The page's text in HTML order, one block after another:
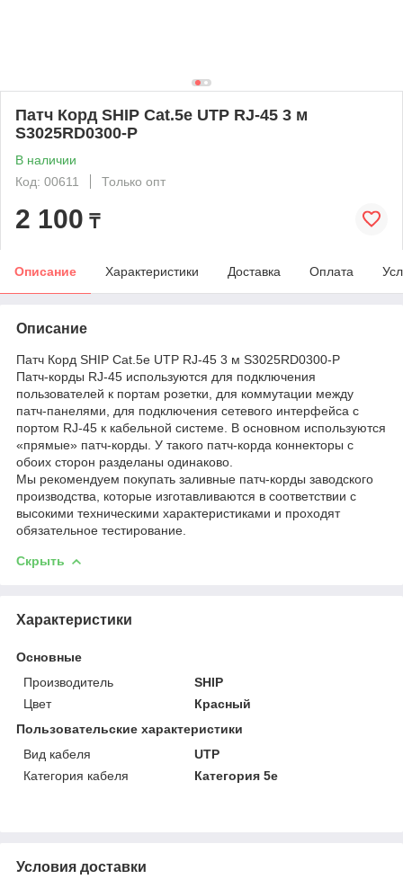
Патч Корд SHIP Cat.5e UTP RJ-45 3 м
S3025RD0300-P
В наличии
Код: 00611
Только опт
2 100 ₸
Описание Характеристики Доставка Оплата
Описание
Патч Корд SHIP Cat.5e UTP RJ-45 3 м S3025RD0300-P
Патч-корды RJ-45 используются для подключения
пользователей к портам розетки, для коммутации между
патч-панелями, для подключения сетевого интерфейса c
портом RJ-45 к кабельной системе. В основном используются
«прямые» патч-корды. У такого патч-корда коннекторы с
обоих сторон разделаны одинаково.
Мы рекомендуем покупать заливные патч-корды заводского
производства, которые изготавливаются в соответствии с
высокими техническими характеристиками и проходят
обязательное тестирование.
Скрыть
Характеристики
Основные
Производитель
SHIP
Цвет
Красный
Пользовательские характеристики
Вид кабеля
UTP
Категория кабеля
Категория 5е
Условия доставки